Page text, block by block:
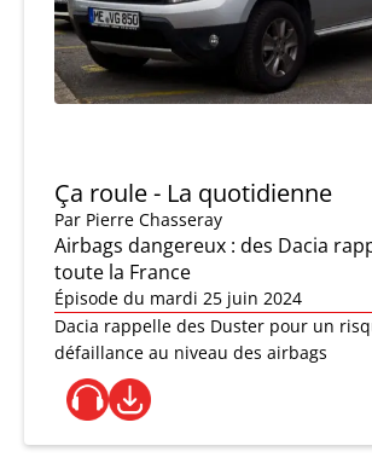
Ça roule - La quotidienne
Par Pierre Chasseray
Airbags dangereux : des Dacia
toute la France
Épisode du mardi 25 juin 2024
Dacia rappelle des Duster pour un
défaillance au niveau des airbags